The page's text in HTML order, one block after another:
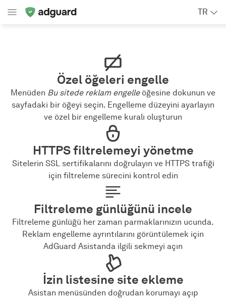
TR
Özel öğeleri engelle
Menüden Bu sitede reklam engelleöğesine dokunun ve
sayfadaki bir öğeyi seçin. Engelleme düzeyini ayarlayın
ve özel bir engelleme kuralı oluşturun
HTTPS filtrelemeyi yönetme
Sitelerin SSL sertifikalarını doğrulayın ve HTTPS trafiği
için filtreleme sürecini kontrol edin
Filtreleme günlüğünü incele
Filtreleme günlüğü her zaman parmaklarınızın ucunda.
Reklam engelleme ayrıntılarını görüntülemek için
AdGuard Asistanda ilgili sekmeyi açın
İzin listesine site ekleme
Asistan menüsünden doğrudan korumayı açıp